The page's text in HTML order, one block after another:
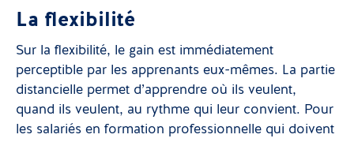
La flexibilité
Sur la flexibilité, le gain est immédiatement
perceptible par les apprenants eux-mêmes. La partie
distancielle permet d’apprendre où ils veulent,
quand ils veulent, au rythme qui leur convient. Pour
les salariés en formation professionnelle qui doivent